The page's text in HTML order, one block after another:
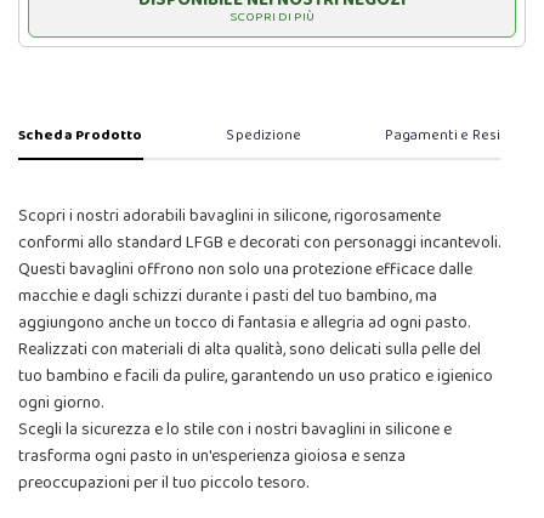
SCOPRI DI PIÙ
Scheda Prodotto Spedizione Pagamenti e Resi
Scopri i nostri adorabili bavaglini in silicone, rigorosamente
conformi allo standard LFGB e decorati con personaggi incantevoli.
Questi bavaglini offrono non solo una protezione efficace dalle
macchie e dagli schizzi durante i pasti del tuo bambino, ma
aggiungono anche un tocco di fantasia e allegria ad ogni pasto.
Realizzati con materiali di alta qualità, sono delicati sulla pelle del
tuo bambino e facili da pulire, garantendo un uso pratico e igienico
ogni giorno.
Scegli la sicurezza e lo stile con i nostri bavaglini in silicone e
trasforma ogni pasto in un'esperienza gioiosa e senza
preoccupazioni per il tuo piccolo tesoro.